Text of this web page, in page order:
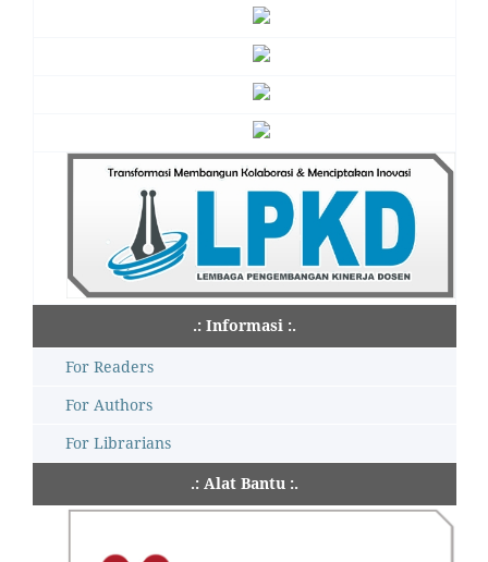
.: Informasi :.
For Readers
For Authors
For Librarians
.: Alat Bantu :.